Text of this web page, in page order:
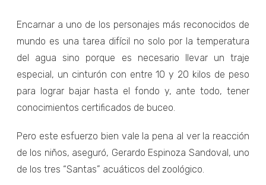
Encarnar a uno de los personajes más reconocidos de
mundo es una tarea difícil no solo por la temperatura
del agua sino porque es necesario llevar un traje
especial, un cinturón con entre 10 y 20 kilos de peso
para lograr bajar hasta el fondo y, ante todo, tener
conocimientos certificados de buceo.
Pero este esfuerzo bien vale la pena al ver la reacción
de los niños, aseguró, Gerardo Espinoza Sandoval, uno
de los tres “Santas” acuáticos del zoológico.